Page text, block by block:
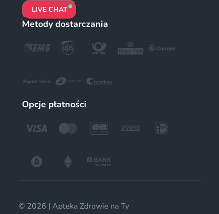
LIVE CHAT
Metody dostarczania
Opcje płatności
© 2026 | Apteka Zdrowie na Ty